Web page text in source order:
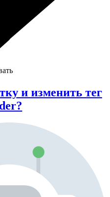
и изменить тег